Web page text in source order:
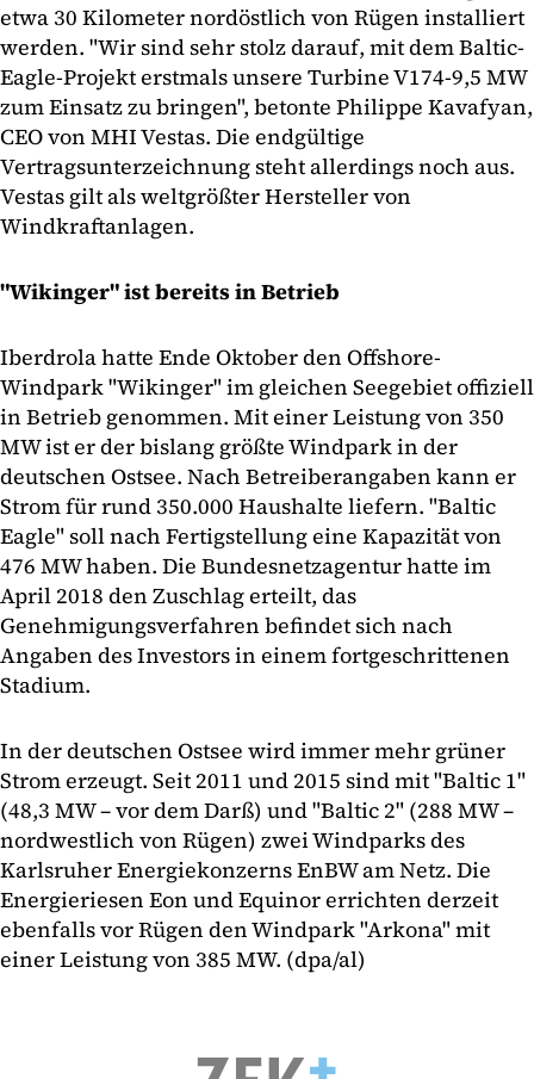
etwa 30 Kilometer nordöstlich von Rügen installiert
werden. "Wir sind sehr stolz darauf, mit dem Baltic-
Eagle-Projekt erstmals unsere Turbine V174-9,5 MW
zum Einsatz zu bringen", betonte Philippe Kavafyan,
CEO von MHI Vestas. Die endgültige
Vertragsunterzeichnung steht allerdings noch aus.
Vestas gilt als weltgrößter Hersteller von
Windkraftanlagen.
"Wikinger" ist bereits in Betrieb
Iberdrola hatte Ende Oktober den Offshore-
Windpark "Wikinger" im gleichen Seegebiet offiziell
in Betrieb genommen. Mit einer Leistung von 350
MW ist er der bislang größte Windpark in der
deutschen Ostsee. Nach Betreiberangaben kann er
Strom für rund 350.000 Haushalte liefern. "Baltic
Eagle" soll nach Fertigstellung eine Kapazität von
476 MW haben. Die Bundesnetzagentur hatte im
April 2018 den Zuschlag erteilt, das
Genehmigungsverfahren befindet sich nach
Angaben des Investors in einem fortgeschrittenen
Stadium.
In der deutschen Ostsee wird immer mehr grüner
Strom erzeugt. Seit 2011 und 2015 sind mit "Baltic 1"
(48,3 MW – vor dem Darß) und "Baltic 2" (288 MW –
nordwestlich von Rügen) zwei Windparks des
Karlsruher Energiekonzerns EnBW am Netz. Die
Energieriesen Eon und Equinor errichten derzeit
ebenfalls vor Rügen den Windpark "Arkona" mit
einer Leistung von 385 MW. (dpa/al)